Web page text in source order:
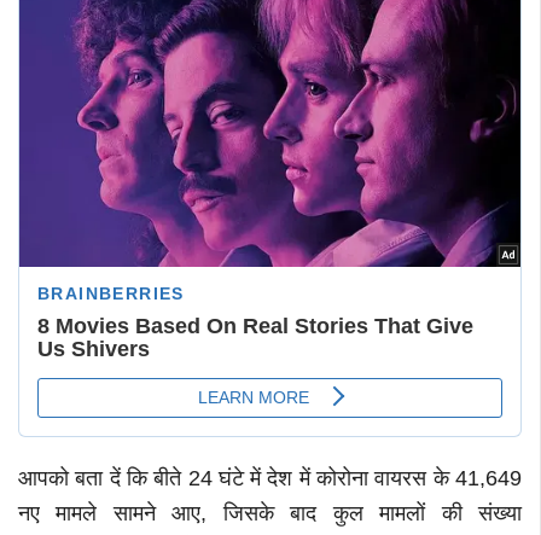
आपको बता दें कि बीते 24 घंटे में देश में कोरोना वायरस के 41,649
नए मामले सामने आए, जिसके बाद कुल मामलों की संख्या